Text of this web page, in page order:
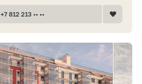
+7 812 213 •• ••